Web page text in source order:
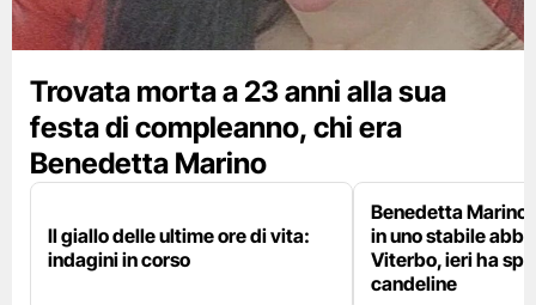
Trovata morta a 23 anni alla sua
festa di compleanno, chi era
Benedetta Marino
Il giallo delle ultime ore di vita:
indagini in corso
Benedetta Marino
in uno stabile
Viterbo, ieri ha
candeline